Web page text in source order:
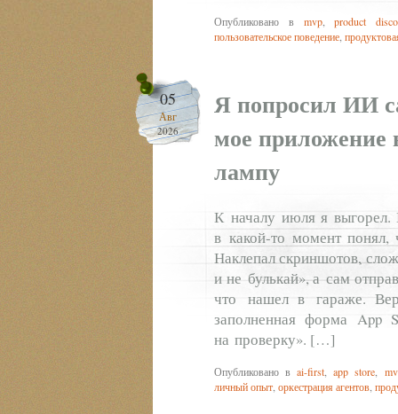
Опубликовано в mvp,product
пользовательское поведение
05
Авг
2026
Я попросил ИИ
мое приложение
лампу
К началу июля я выгорел.
в какой‑то момент
Наклепал скриншотов,
и не булькай», а сам
что нашел в гараже.
заполненная форма App
на проверку». […]
Опубликовано вai-first ,app store
личный опыт оркестрация агентов